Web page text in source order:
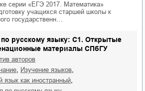
серии «ЕГЭ 2017. Математика»
учащихся старшей школы к
государственн…
русскому языку: C1. Открытые
материалы СПбГУ
авторов
изучение языков
язык как иностранный